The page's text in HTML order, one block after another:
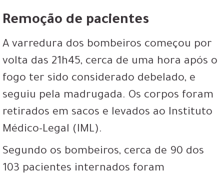
Remoção de pacientes
A varredura dos bombeiros começou por
volta das 21h45, cerca de uma hora após o
fogo ter sido considerado debelado, e
seguiu pela madrugada. Os corpos foram
retirados em sacos e levados ao Instituto
Médico-Legal (IML).
Segundo os bombeiros, cerca de 90 dos
103 pacientes internados foram